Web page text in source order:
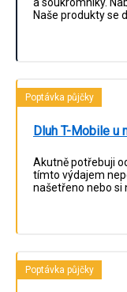
Naše produkty se
Poptávka půjčky
Dluh T-Mobile u
Akutně potřebuji
tímto výdajem
našetřeno nebo si
Poptávka půjčky